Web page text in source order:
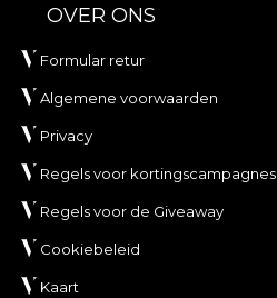
OVER ONS
Formular retur
Algemene voorwaarden
Privacy
Regels voor kortingscampagnes
Regels voor de Giveaway
Cookiebeleid
Kaart